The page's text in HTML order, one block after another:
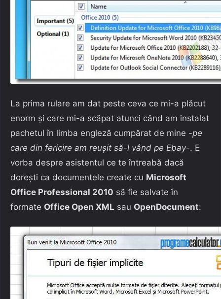
La prima rulare am dat peste ceva ce mi-a plăcut
enorm şi care mi-a scăpat atunci când am instalat
pachetul în limba engleză cumpărat de mine -pe
care din fericire am reuşit să-l vând pe Ebay-. E
vorba despre asistentul ce te întreabă dacă
doreşti ca documentele create cu Microsoft
Office Professional 2010 să fie salvate în
formate Office Open XML sau OpenDocument: